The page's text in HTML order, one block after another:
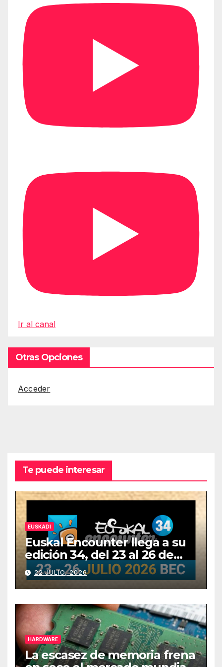
Ir al canal
Otras Opciones
Acceder
Te puede interesar
EUSKADI
Euskal Encounter llega a su
edición 34, del 23 al 26 de
julio
22 JULIO, 2026
HARDWARE
La escasez de memoria frena